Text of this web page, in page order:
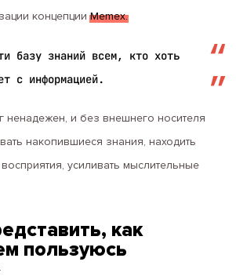
концепцииMemex.
базу знаний всем, кто хоть
с информацией.
ненадежен, и без внешнего носителя
накопившиеся знания, находить
усиливать мыслительные
как
пользуюсь